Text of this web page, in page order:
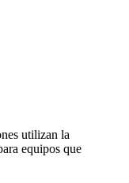
utilizan la
equipos que